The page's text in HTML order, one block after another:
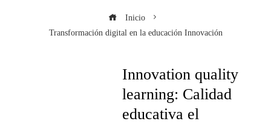
Inicio
Transformación digital en la educación Innovación
Innovation quality
learning: Calidad
educativa el